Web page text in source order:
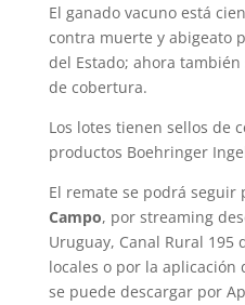
El ganado vacuno está
contra muerte y abigeato
del Estado; ahora
de cobertura.
Los lotes tienen sellos de
productos Boehringer
El remate se podrá seguir
Campo, por streaming
Uruguay, Canal Rural 195
locales o por la aplicación
se puede descargar por